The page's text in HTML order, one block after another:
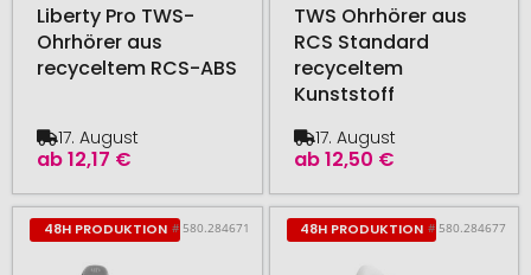
Liberty Pro TWS-
Ohrhörer aus
recyceltem RCS-ABS
ab12,17 €
17. August
TWS Ohrhörer aus
RCS Standard
recyceltem
Kunststoff
ab12,50 €
17. August
48H PRODUKTION # 580.284671 48H PRODUKTION # 580.284677